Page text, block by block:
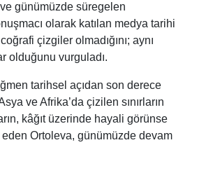
ve günümüzde süregelen
olarak katılan medya tarihi
çizgiler olmadığını; aynı
olduğunu vurguladı.
tarihsel açıdan son derece
ve Afrika’da çizilen sınırların
kâğıt üzerinde hayali görünse
Ortoleva, günümüzde devam